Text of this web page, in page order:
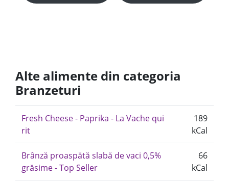
Alte alimente din categoria
Branzeturi
Fresh Cheese - Paprika - La Vache qui
rit
189
kCal
Brânză proaspătă slabă de vaci 0,5%
grăsime - Top Seller
66
kCal